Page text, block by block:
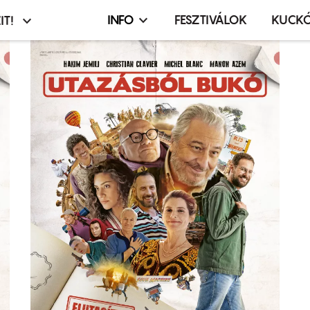
Infó,
esemény,
terembérlés
menü
INFO FESZTIVÁLOK